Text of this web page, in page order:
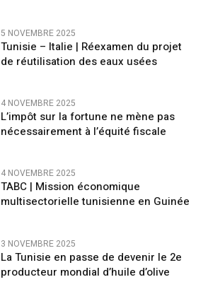
5 NOVEMBRE 2025
Tunisie – Italie | Réexamen du projet
de réutilisation des eaux usées
4 NOVEMBRE 2025
L’impôt sur la fortune ne mène pas
nécessairement à l’équité fiscale
4 NOVEMBRE 2025
TABC | Mission économique
multisectorielle tunisienne en Guinée
3 NOVEMBRE 2025
La Tunisie en passe de devenir le 2e
producteur mondial d’huile d’olive